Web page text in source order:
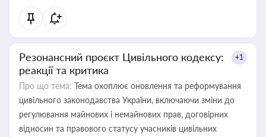
Резонансний проєкт Цивільного кодексу:
реакції та критика
+1
Про що тема: Тема охоплює оновлення та реформування
цивільного законодавства України, включаючи зміни до
регулювання майнових і немайнових прав, договірних
відносин та правового статусу учасників цивільних